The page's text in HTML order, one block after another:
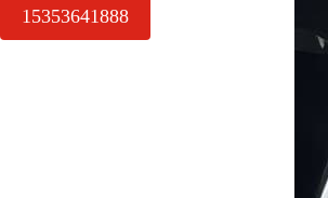
15353641888